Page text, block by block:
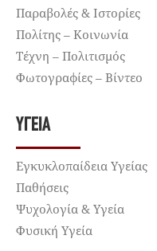
Παραβολές & Ιστορίες
Πολίτης – Κοινωνία
Τέχνη – Πολιτισμός
Φωτογραφίες – Βίντεο
ΥΓΕΊΑ
Εγκυκλοπαίδεια Υγείας
Παθήσεις
Ψυχολογία & Υγεία
Φυσική Υγεία